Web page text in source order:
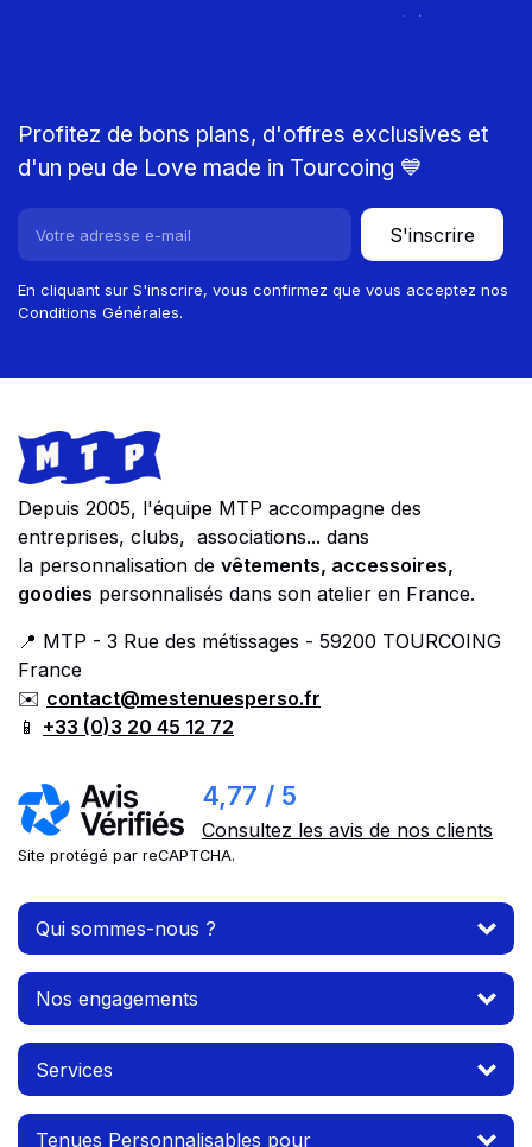
Profitez de bons plans, d'offres exclusives et
d'un peu de Love made in Tourcoing 💙
S'inscrire
En cliquant sur S'inscrire, vous confirmez que vous acceptez nos
Conditions Générales.
Footer
Store information
Depuis 2005, l'équipe MTP accompagne des
entreprises, clubs, associations... dans
la personnalisation de vêtements, accessoires,
goodies personnalisés dans son atelier en France.
📍 MTP - 3 Rue des métissages - 59200 TOURCOING
France
✉️ contact@mestenuesperso.fr
📱 +33 (0)3 20 45 12 72
4,77 / 5
Consultez les avis de nos clients
Site protégé par reCAPTCHA.
Qui sommes-nous ?
Nos engagements
Services
Tenues Personnalisables pour